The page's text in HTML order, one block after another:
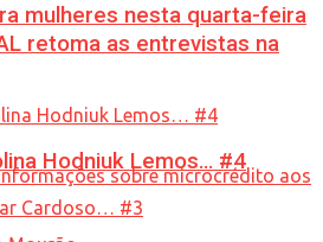
mulheres nesta quarta-feira
retoma as entrevistas na
Hodniuk Lemos… #4